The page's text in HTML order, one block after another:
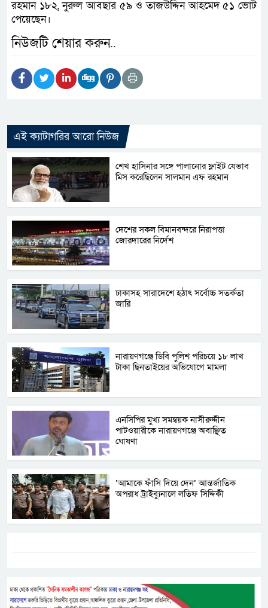
রহমান ১৮২, নুরুল আবছার ৫৯ ও তাজউদ্দিন আহমেদ ৫১ ভোট
পেয়েছেন।
নিউজটি শেয়ার করুন..
এই ক্যাটাগরির আরো নিউজ
শেখ হাসিনার সঙ্গে পালানোর ফ্লাইট যেভাব
মিস করেছিলেন সালমান এফ রহমান
দেশের সকল বিমানবন্দরে নিরাপত্তা
জোরদারের নির্দেশ
ঢাকাসহ সারাদেশে হঠাৎ সর্বোচ্চ সতর্কতা
জা‌রি
নারায়ণগঞ্জে ডিবি পুলিশ পরিচয়ে ১৮ লাখ
টাকা ছিনতাইয়ের অভিযোগে মামলা
এনসিপির মুখ্য সমন্বয়ক নাসীরুদ্দীন
পাটওয়ারীকে নারায়ণগঞ্জে অবাঞ্ছিত
ঘোষণা
‘আমাকে ফাঁসি দিয়ে দেন’ আন্তর্জাতিক
অপরাধ ট্রাইব্যুনালে লতিফ সিদ্দিকী